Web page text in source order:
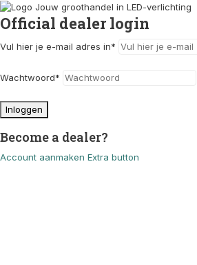
Official dealer login
Vul hier je e-mail adres in*
Wachtwoord*
Inloggen
Become a dealer?
Account aanmaken Extra button